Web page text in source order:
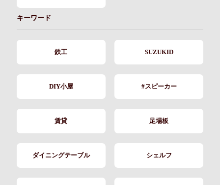
キーワード
鉄工 SUZUKID
DIY小屋 #スピーカー
賃貸 足場板
ダイニングテーブル シェルフ